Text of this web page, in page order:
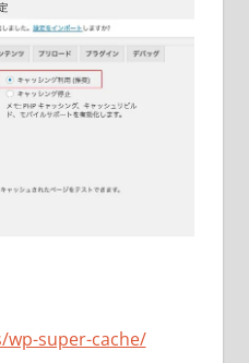
super-cache/